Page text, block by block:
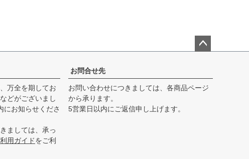
ップ
へ
万全を期してお
どがございまし
にお知らせくださ
ましては、承っ
用ガイドをご利
お問合せ先
お問い合わせにつきましては、各商品ページ
から承ります。
5営業日以内にご返信申し上げます。